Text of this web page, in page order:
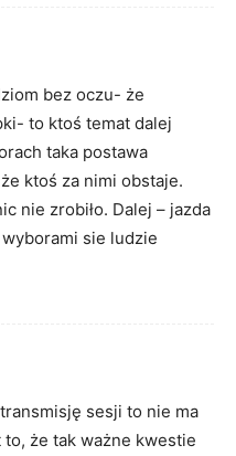
bez oczu- że
to ktoś temat dalej
taka postawa
ktoś za nimi obstaje.
nie zrobiło. Dalej – jazda
sie ludzie
sesji to nie ma
że tak ważne kwestie